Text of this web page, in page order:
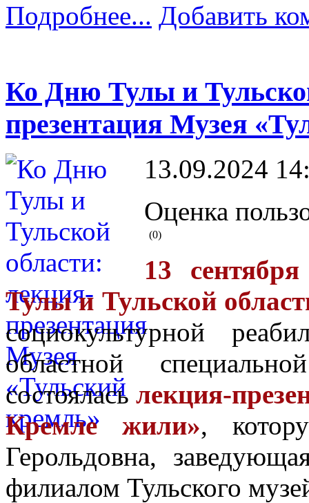
Подробнее... Добавить
Ко Дню Тулы и
презентация Музея
13.09.2024
Оценка
(0)
13
Тулы и Тульской
социокультурной
областной
состояласьлекция-
Кремле жили»,
Герольдовна,
филиалом Тульского